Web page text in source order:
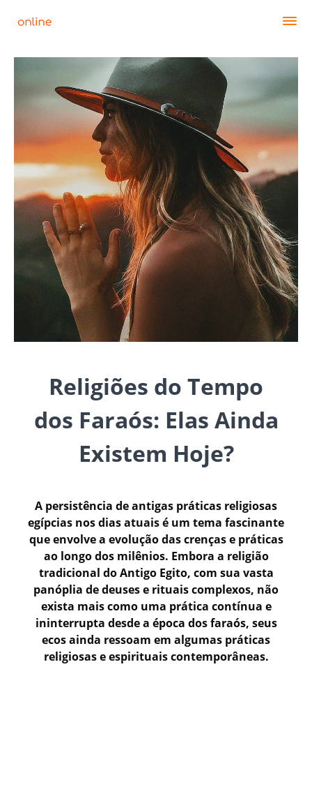
Religiões do Tempo
dos Faraós: Elas Ainda
Existem Hoje?
A persistência de antigas práticas religiosas
egípcias nos dias atuais é um tema fascinante
que envolve a evolução das crenças e práticas
ao longo dos milênios. Embora a religião
tradicional do Antigo Egito, com sua vasta
panóplia de deuses e rituais complexos, não
exista mais como uma prática contínua e
ininterrupta desde a época dos faraós, seus
ecos ainda ressoam em algumas práticas
religiosas e espirituais contemporâneas.